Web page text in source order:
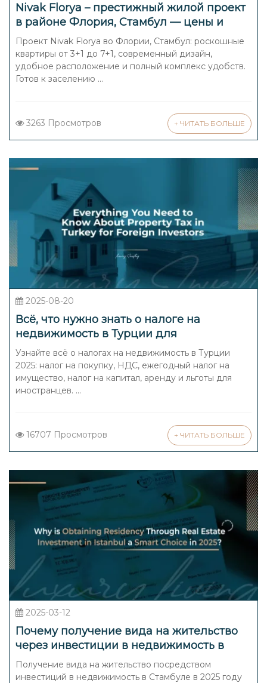
Nivak Florya – престижный жилой проект
в районе Флория, Стамбул — цены и
характеристики
Проект Nivak Florya во Флории, Стамбул: роскошные
квартиры от 3+1 до 7+1, современный дизайн,
удобное расположение и полный комплекс удобств.
Готов к заселению ...
3263 Просмотров + ЧИТАТЬ БОЛЬШЕ
2025-08-20
Всё, что нужно знать о налоге на
недвижимость в Турции для
иностранных инвесторов
Узнайте всё о налогах на недвижимость в Турции
2025: налог на покупку, НДС, ежегодный налог на
имущество, налог на капитал, аренду и льготы для
иностранцев. ...
16707 Просмотров + ЧИТАТЬ БОЛЬШЕ
2025-03-12
Почему получение вида на жительство
через инвестиции в недвижимость в
Стамбуле является разумным выбором в
2025 году?
Получение вида на жительство посредством
инвестиций в недвижимость в Стамбуле в 2025 году